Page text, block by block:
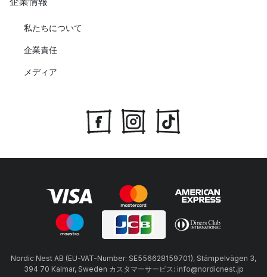
私たちについて
企業責任
メディア
Nordic Nest AB (EU-VAT-Number: SE556628159701), Stämpelvägen 3,
394 70 Kalmar, Sweden カスタマーサービス: info@nordicnest.jp